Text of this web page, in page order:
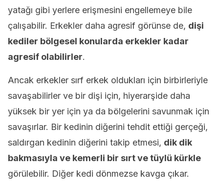
yatağı gibi yerlere erişmesini engellemeye bile
çalışabilir. Erkekler daha agresif görünse de, dişi
kediler bölgesel konularda erkekler kadar
agresif olabilirler.
Ancak erkekler sırf erkek oldukları için birbirleriyle
savaşabilirler ve bir dişi için, hiyerarşide daha
yüksek bir yer için ya da bölgelerini savunmak için
savaşırlar. Bir kedinin diğerini tehdit ettiği gerçeği,
saldırgan kedinin diğerini takip etmesi, dik dik
bakmasıyla ve kemerli bir sırt ve tüylü kürkle
görülebilir. Diğer kedi dönmezse kavga çıkar.